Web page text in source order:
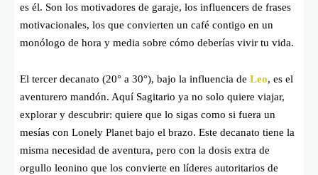
es él. Son los motivadores de garaje, los influencers de frases
motivacionales, los que convierten un café contigo en un
monólogo de hora y media sobre cómo deberías vivir tu vida.
El tercer decanato (20° a 30°), bajo la influencia de Leo, es el
aventurero mandón. Aquí Sagitario ya no solo quiere viajar,
explorar y descubrir: quiere que lo sigas como si fuera un
mesías con Lonely Planet bajo el brazo. Este decanato tiene la
misma necesidad de aventura, pero con la dosis extra de
orgullo leonino que los convierte en líderes autoritarios de